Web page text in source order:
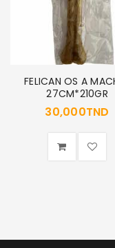
de passe*
SE CONNECTER
FELICAN OS A
27CM*210GR
30,000TND